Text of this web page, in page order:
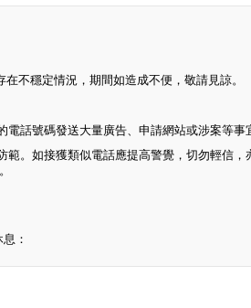
不穩定情況，期間如造成不便，敬請見諒。
話號碼發送大量廣告、申請網站或涉案等事
。如接獲類似電話應提高警覺，切勿輕信
：